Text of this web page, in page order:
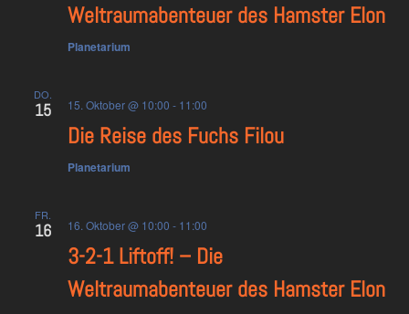
Weltraumabenteuer des Hamster Elon
Planetarium
DO.
15 15. Oktober @ 10:00 - 11:00
Die Reise des Fuchs Filou
Planetarium
FR.
16 16. Oktober @ 10:00 - 11:00
3-2-1 Liftoff! – Die
Weltraumabenteuer des Hamster Elon